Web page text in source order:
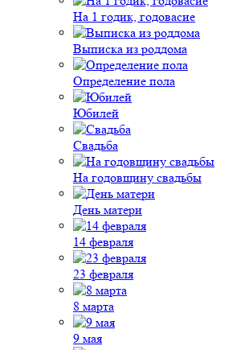
На 1 годик, годовасие
Выписка из роддома
Определение пола
Юбилей
Свадьба
На годовщину свадьбы
День матери
14 февраля
23 февраля
8 марта
9 мая